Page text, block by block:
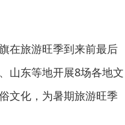
在旅游旺季到来前最后
山东等地开展8场各地文
文化，为暑期旅游旺季